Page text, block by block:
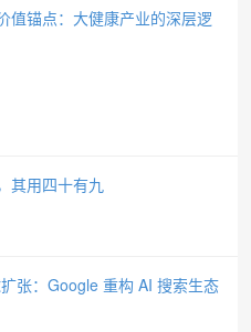
值锚点：大健康产业的深层逻
其用四十有九
张：Google 重构 AI 搜索生态